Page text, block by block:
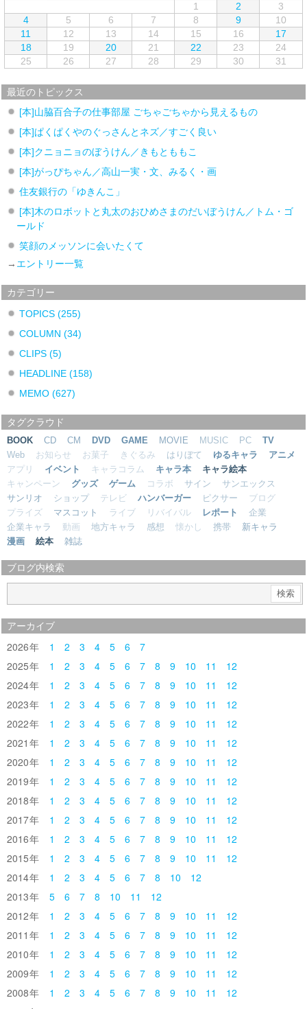
1
2
3
4
5 6 7 8 9
10
11
12 13 14 15 16
17
18
19 20 21 22 23
24
25
26 27 28 29 30 31
最近のトピックス
[本]山脇百合子の仕事部屋 ごちゃごちゃから見えるもの
[本]ぱくぱくやのぐっさんとネズ／すごく良い
[本]クニョニョのぼうけん／きもとももこ
[本]がっぴちゃん／高山一実・文、みるく・画
住友銀行の「ゆきんこ」
[本]木のロボットと丸太のおひめさまのだいぼうけん／トム・ゴ
ールド
笑顔のメッソンに会いたくて
→ エントリー一覧
カテゴリー
TOPICS(255)
COLUMN(34)
CLIPS(5)
HEADLINE(158)
MEMO(627)
タグクラウド
BOOK CD CM DVD GAME MOVIE MUSIC PC
TV
Web
お知らせ お菓子 きぐるみ はりぼて ゆるキャラ
アニメ
アプリ
イベント キャラコラム キャラ本
キャラ絵本
キャンペーン
グッズ ゲーム コラボ サイン
サンエックス
サンリオ
ショップ テレビ ハンバーガー ピクサー
ブログ
プライズ
マスコット ライブ リバイバル レポート
企業
企業キャラ
動画 地方キャラ 感想 懐かし 携帯
新キャラ
漫画
絵本 雑誌
ブログ内検索
アーカイブ
2026 1 2 3 4 5 6
7
2025
1 2 3 4 5 6 7 8 9 10 11
12
2024
1 2 3 4 5 6 7 8 9 10 11
12
2023
1 2 3 4 5 6 7 8 9 10 11
12
2022
1 2 3 4 5 6 7 8 9 10 11
12
2021
1 2 3 4 5 6 7 8 9 10 11
12
2020
1 2 3 4 5 6 7 8 9 10 11
12
2019
1 2 3 4 5 6 7 8 9 10 11
12
2018
1 2 3 4 5 6 7 8 9 10 11
12
2017
1 2 3 4 5 6 7 8 9 10 11
12
2016
1 2 3 4 5 6 7 8 9 10 11
12
2015
1 2 3 4 5 6 7 8 9 10 11
12
2014
1 2 3 4 5 6 7 8 10
12
2013
5 6 7 8 10 11
12
2012
1 2 3 4 5 6 7 8 9 10 11
12
2011
1 2 3 4 5 6 7 8 9 10 11
12
2010
1 2 3 4 5 6 7 8 9 10 11
12
2009
1 2 3 4 5 6 7 8 9 10 11
12
2008
1 2 3 4 5 6 7 8 9 10 11
12